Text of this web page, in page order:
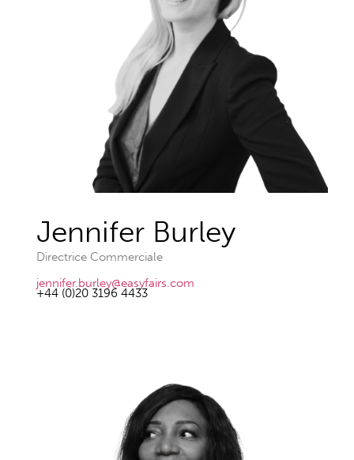
Jennifer Burley
Directrice Commerciale
jennifer.burley@easyfairs.com
+44 (0)20 3196 4433